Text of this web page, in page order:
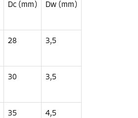
Dc (mm) Dw (mm)
28 3,5
30 3,5
35 4,5